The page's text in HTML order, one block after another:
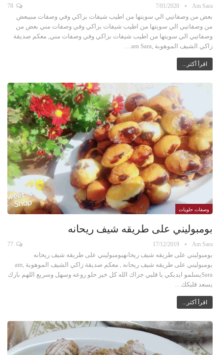
Am Sara
7/01/2020
بعض من وصفاتيي الي سويتها من اطيب شيفات بزاكي وفي وصفات منيبعض
من وصفاتيي الي سويتها من اطيب شيفات بزاكي وفي وصفات مني بعض من
وصفاتيي الي سويتها من اطيب شيفات بزاكي وفي وصفات مني, معكم صديقة
زاكي الشيف الموهوبة ,am Sara…
اقرأ أكثر...
وصفات حلويات
بومبوليني على طريقه شيف ريحانه
Am Sara
17/12/2019
بومبوليني على طريقه شيف ريحانهبومبوليني على طريقه شيف ريحانه
بومبوليني على طريقه شيف ريحانه , معكم صديقة زاكي الشيف الموهوبة ,am
Saraيسلمو ايديكي يا قلبي جزاك الله كل خير حلو روعه وسهل وسريع اللهم بارك
يسعد قلبكك…
اقرأ أكثر...